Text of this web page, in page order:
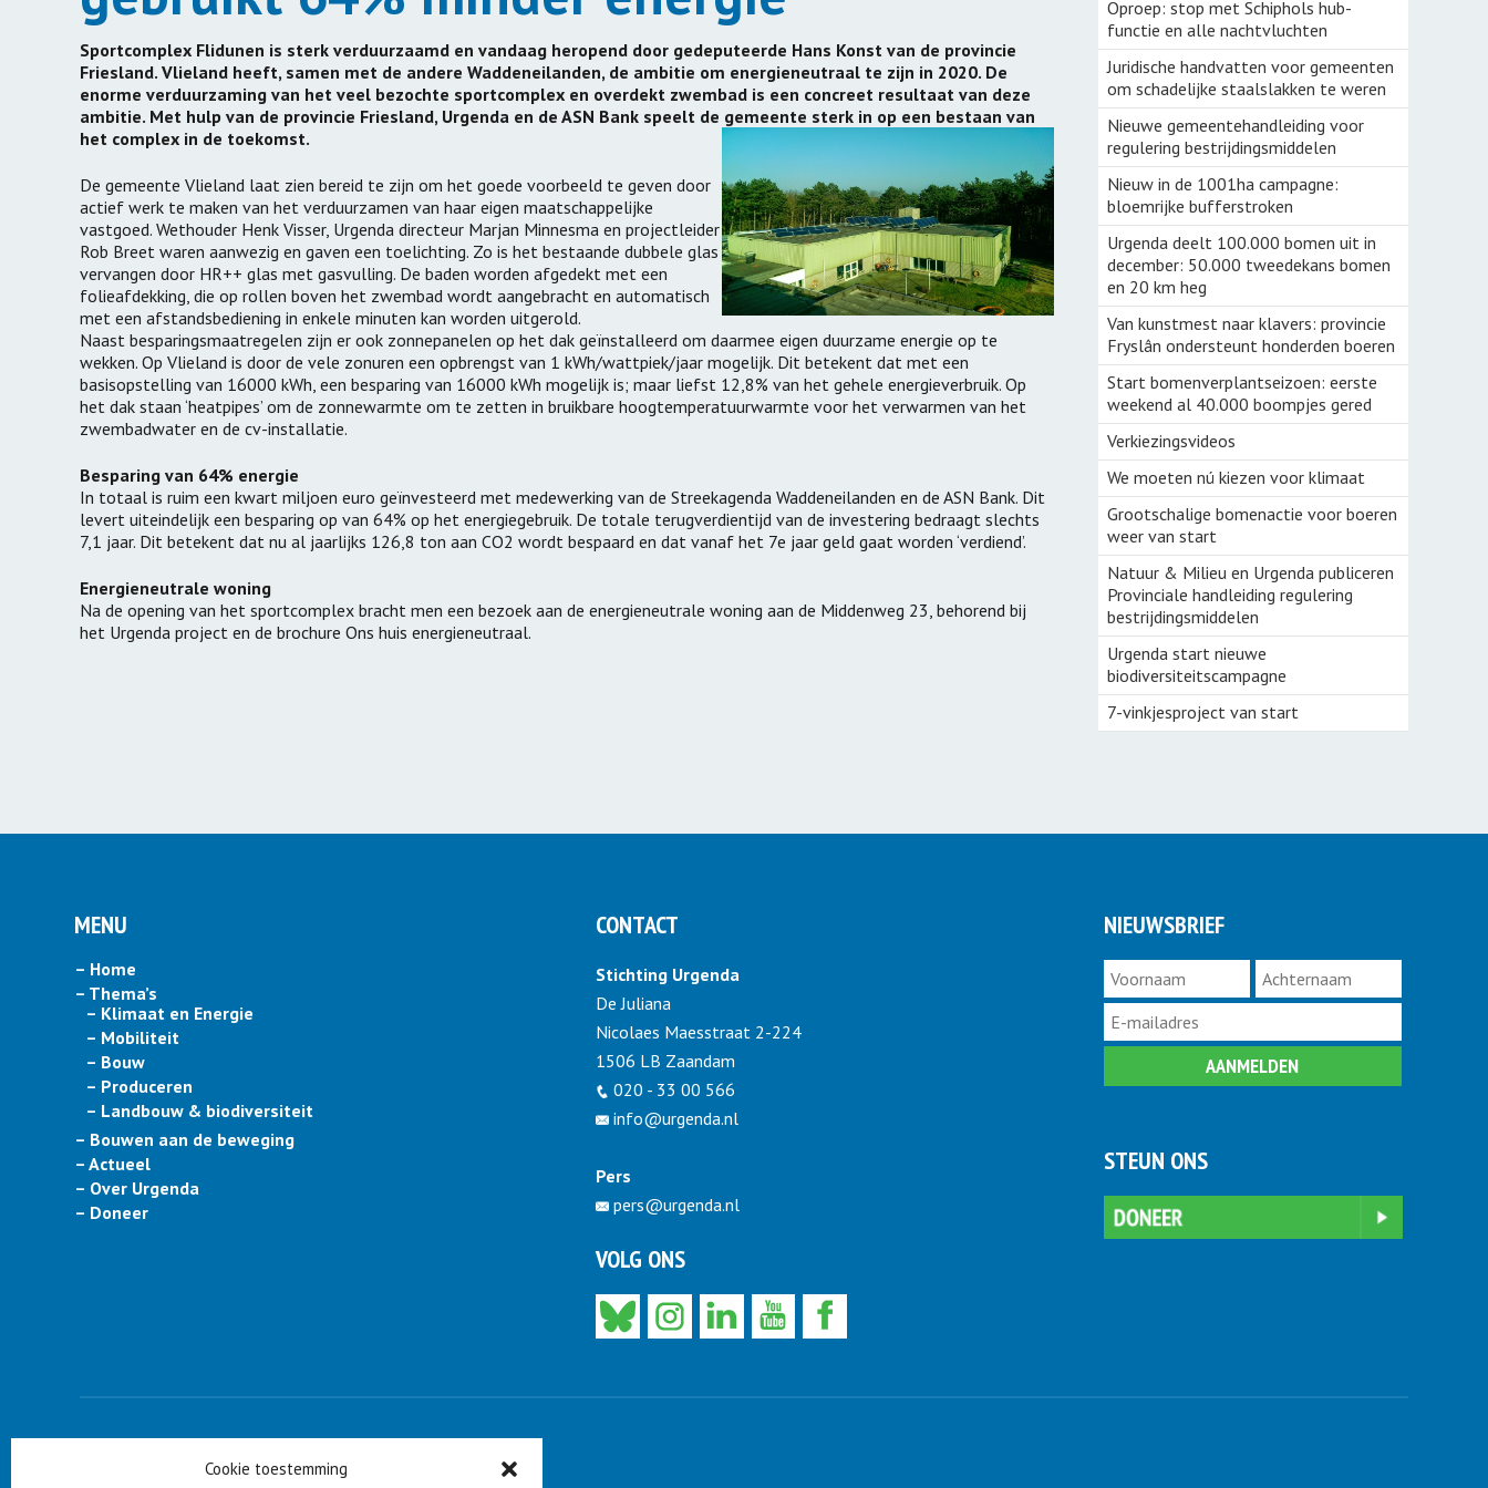
Cookie toestemming
draagvlak
Carbon Bubble
Emissiemonitor
Verduurzaming Zorghuizen
Energiestrijd Zorghuizen
Duurzaam aanbesteden
exploitatie
Platform Duurzame
Gebiedsontwikkeling
Groene Allianties
Samen Op Reis | Op Stap
Naar Een Beter OV
Cono Kaasmakerij
Klaveronderzaai
Bomen voor boeren
Aardige Buren
Cambium boslandbouw
Streektuinen
voorBoeren
Peulenparade
NieuwVers
Sportcomplex Flidunen is sterk verduurzaamd en vandaag heropend door gedeputeerde Hans Konst van de provincie
Friesland. Vlieland heeft, samen met de andere Waddeneilanden, de ambitie om energieneutraal te zijn in 2020. De
enorme verduurzaming van het veel bezochte sportcomplex en overdekt zwembad is een concreet resultaat van deze
ambitie. Met hulp van de provincie Friesland, Urgenda en de ASN Bank speelt de gemeente sterk in op een bestaan van
het complex in de toekomst.
De gemeente Vlieland laat zien bereid te zijn om het goede voorbeeld te geven door
actief werk te maken van het verduurzamen van haar eigen maatschappelijke
vastgoed. Wethouder Henk Visser, Urgenda directeur Marjan Minnesma en projectleider
Rob Breet waren aanwezig en gaven een toelichting. Zo is het bestaande dubbele glas
vervangen door HR++ glas met gasvulling. De baden worden afgedekt met een
folieafdekking, die op rollen boven het zwembad wordt aangebracht en automatisch
met een afstandsbediening in enkele minuten kan worden uitgerold.
Naast besparingsmaatregelen zijn er ook zonnepanelen op het dak geïnstalleerd om daarmee eigen duurzame energie op te
wekken. Op Vlieland is door de vele zonuren een opbrengst van 1 kWh/wattpiek/jaar mogelijk. Dit betekent dat met een
basisopstelling van 16000 kWh, een besparing van 16000 kWh mogelijk is; maar liefst 12,8% van het gehele energieverbruik. Op
het dak staan ‘heatpipes’ om de zonnewarmte om te zetten in bruikbare hoogtemperatuurwarmte voor het verwarmen van het
zwembadwater en de cv-installatie.
Besparing van 64% energie
In totaal is ruim een kwart miljoen euro geïnvesteerd met medewerking van de Streekagenda Waddeneilanden en de ASN Bank. Dit
levert uiteindelijk een besparing op van 64% op het energiegebruik. De totale terugverdientijd van de investering bedraagt slechts
7,1 jaar. Dit betekent dat nu al jaarlijks 126,8 ton aan CO2 wordt bespaard en dat vanaf het 7e jaar geld gaat worden ‘verdiend’.
Energieneutrale woning
Na de opening van het sportcomplex bracht men een bezoek aan de energieneutrale woning aan de Middenweg 23, behorend bij
het Urgenda project en de brochure Ons huis energieneutraal.
Oproep: stop met Schiphols hub-
functie en alle nachtvluchten
Juridische handvatten voor gemeenten
om schadelijke staalslakken te weren
Nieuwe gemeentehandleiding voor
regulering bestrijdingsmiddelen
Nieuw in de 1001ha campagne:
bloemrijke bufferstroken
Urgenda deelt 100.000 bomen uit in
december: 50.000 tweedekans bomen
en 20 km heg
Van kunstmest naar klavers: provincie
Fryslân ondersteunt honderden boeren
Start bomenverplantseizoen: eerste
weekend al 40.000 boompjes gered
Verkiezingsvideos
We moeten nú kiezen voor klimaat
Grootschalige bomenactie voor boeren
weer van start
Natuur & Milieu en Urgenda publiceren
Provinciale handleiding regulering
bestrijdingsmiddelen
Urgenda start nieuwe
biodiversiteitscampagne
7-vinkjesproject van start
MENU
– Home
– Thema’s
– Klimaat en Energie
– Mobiliteit
– Bouw
– Produceren
– Landbouw & biodiversiteit
– Bouwen aan de beweging
– Actueel
– Over Urgenda
– Doneer
CONTACT
Stichting Urgenda
De Juliana
Nicolaes Maesstraat 2-224
1506 LB Zaandam
020 - 33 00 566
info@urgenda.nl
Pers
pers@urgenda.nl
VOLG ONS
NIEUWSBRIEF
STEUN ONS